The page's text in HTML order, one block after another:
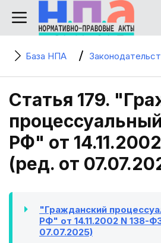
База НПА
Статья 179.
РФ" от
(ред. от
"Гражданский
РФ" от 14.11.2002 N 138-
07.07.2025)